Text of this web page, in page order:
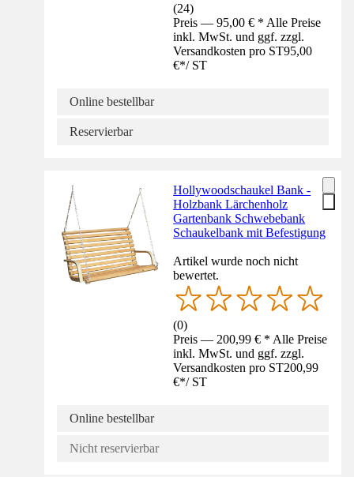
(24)
Preis — 95,00 € * Alle Preise
inkl. MwSt. und ggf. zzgl.
Versandkosten pro ST95,00
€*/ ST
Online bestellbar
Reservierbar
Hollywoodschaukel Bank -
Holzbank Lärchenholz
Gartenbank Schwebebank
Schaukelbank mit Befestigung
Artikel wurde noch nicht
bewertet.
(0)
Preis — 200,99 € * Alle Preise
inkl. MwSt. und ggf. zzgl.
Versandkosten pro ST200,99
€*/ ST
Online bestellbar
Nicht reservierbar